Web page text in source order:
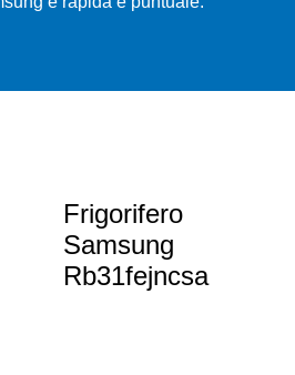
Frigorifero
Samsung
Rb31fejncsa